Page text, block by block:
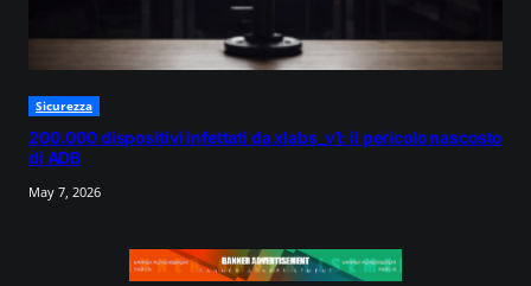
Sicurezza
200.000 dispositivi infettati da xlabs_v1: il pericolo nascosto
di ADB
May 7, 2026